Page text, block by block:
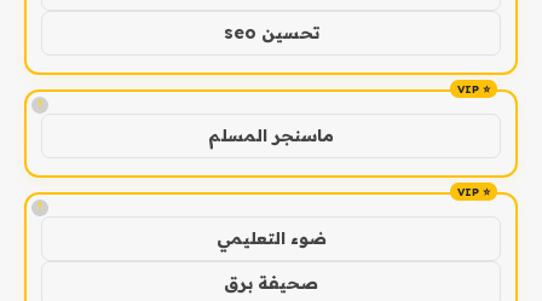
تحسين seo
!
ماسنجر المسلم
!
ضوء التعليمي
صحيفة برق